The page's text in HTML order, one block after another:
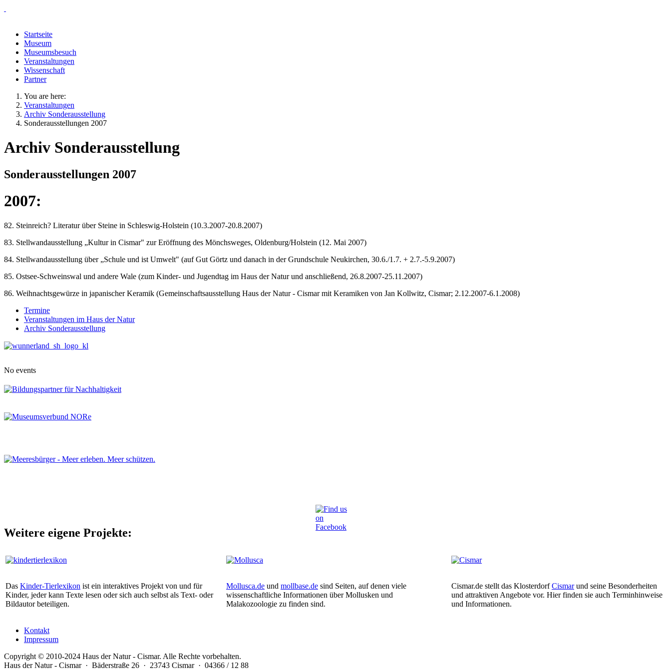
Startseite
Museum
Museumsbesuch
Veranstaltungen
Wissenschaft
Partner
You are here:
Veranstaltungen
Archiv Sonderausstellung
Sonderausstellungen 2007
Archiv Sonderausstellung
Sonderausstellungen 2007
2007:
82. Steinreich? Literatur über Steine in Schleswig-Holstein (10.3.2007-20.8.2007)
83. Stellwandausstellung „Kultur in Cismar" zur Eröffnung des Mönchsweges, Oldenburg/Holstein (12. Mai 2007)
84. Stellwandausstellung über „Schule und ist Umwelt" (auf Gut Görtz und danach in der Grundschule Neukirchen, 30.6./1.7. + 2.7.-5.9.2007)
85. Ostsee-Schweinswal und andere Wale (zum Kinder- und Jugendtag im Haus der Natur und anschließend, 26.8.2007-25.11.2007)
86. Weihnachtsgewürze in japanischer Keramik (Gemeinschaftsausstellung Haus der Natur - Cismar mit Keramiken von Jan Kollwitz, Cismar; 2.12.2007-6.1.2008)
Termine
Veranstaltungen im Haus der Natur
Archiv Sonderausstellung
No events
Weitere eigene Projekte:
Das Kinder-Tierlexikon ist ein interaktives Projekt von und für
Kinder, jeder kann Texte lesen oder sich auch selbst als Text- oder
Bildautor beteiligen.
Mollusca.de und mollbase.de sind Seiten, auf denen viele
wissenschaftliche Informationen über Mollusken und
Malakozoologie zu finden sind.
Cismar.de stellt das KlosterdorfCismarund seine Besonderheiten
und attraktiven Angebote vor. Hier finden sie auch Terminhinweise
und Informationen.
Kontakt
Impressum
Copyright © 2010-2024 Haus der Natur - Cismar. Alle Rechte vorbehalten.
Haus der Natur - Cismar · Bäderstraße 26 · 23743 Cismar · 04366 / 12 88